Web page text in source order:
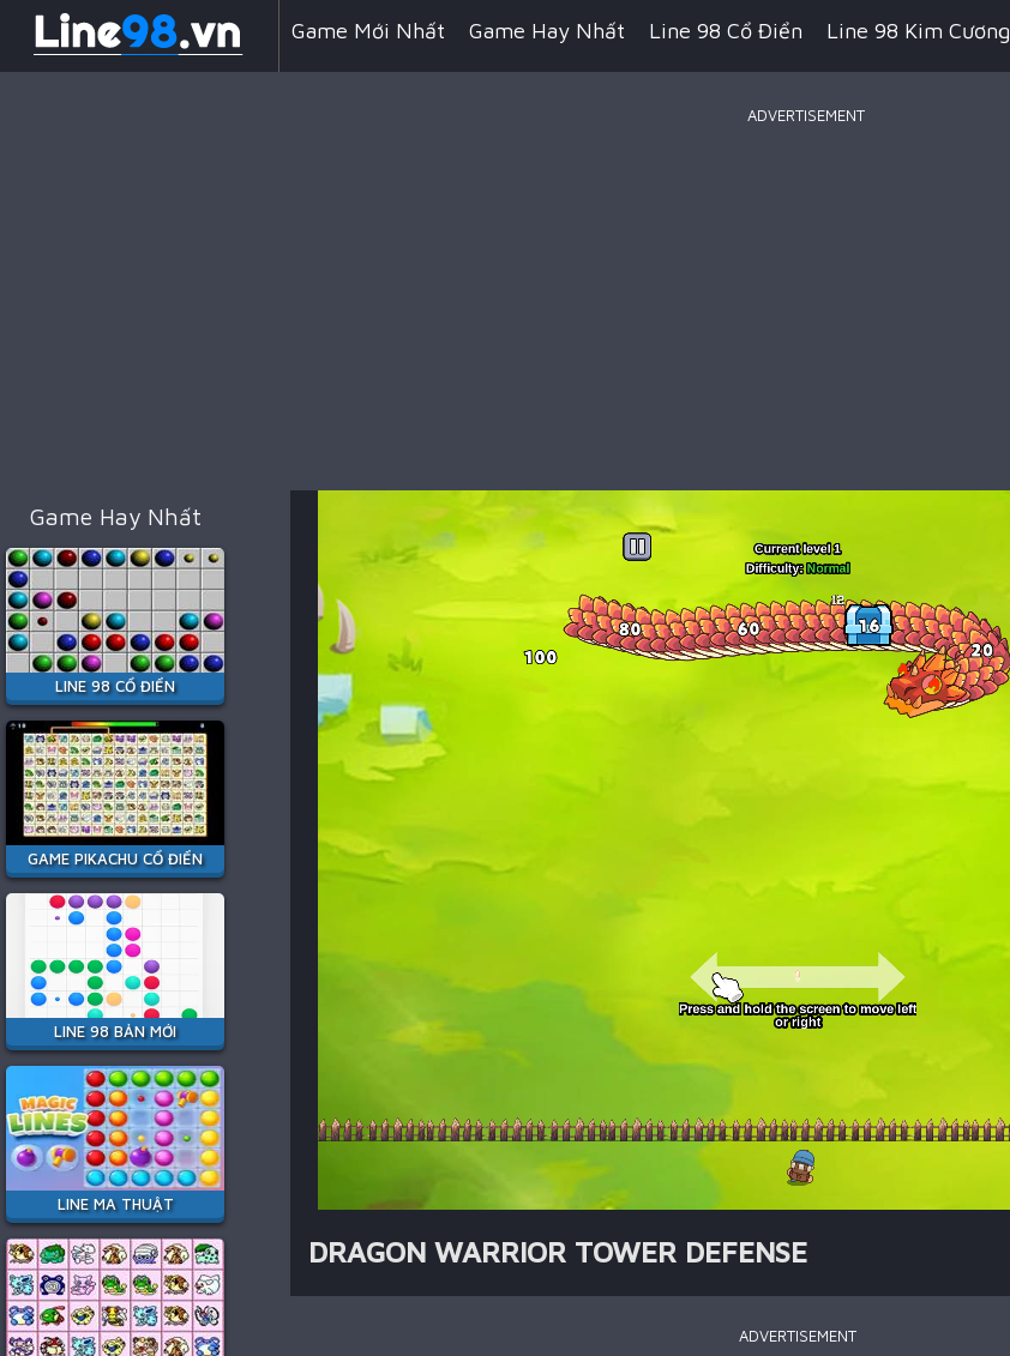
Game Mới Nhất Game Hay Nhất Line 98 Cổ Điển Line 98 Kim Cương
ADVERTISEMENT
Game Hay Nhất
LINE 98 CỔ ĐIỂN
GAME PIKACHU CỔ ĐIỂN
LINE 98 BẢN MỚI
LINE MA THUẬT
DRAGON WARRIOR TOWER DEFENSE
ADVERTISEMENT